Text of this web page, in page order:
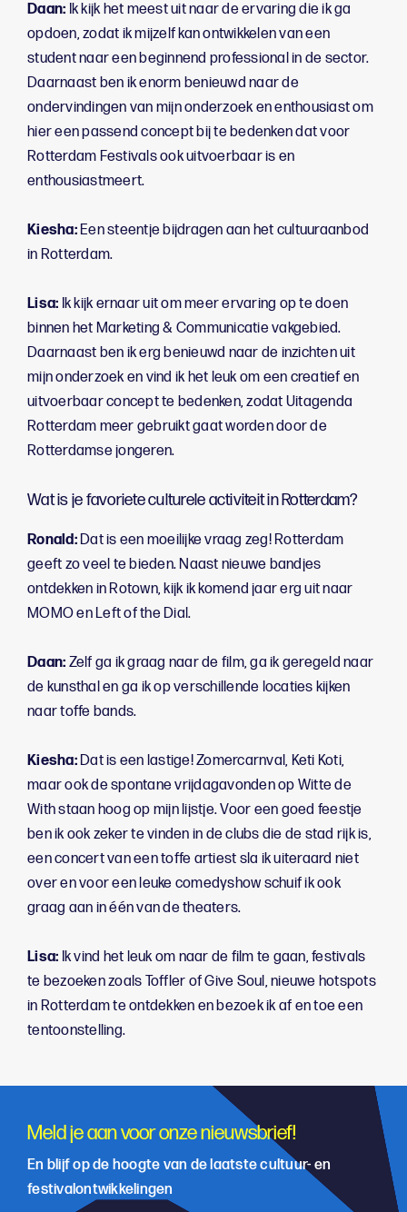
Daan: Ik kijk het meest uit naar de ervaring die ik ga
opdoen, zodat ik mijzelf kan ontwikkelen van een
student naar een beginnend professional in de sector.
Daarnaast ben ik enorm benieuwd naar de
ondervindingen van mijn onderzoek en enthousiast om
hier een passend concept bij te bedenken dat voor
Rotterdam Festivals ook uitvoerbaar is en
enthousiastmeert.
Kiesha:Een steentje bijdragen aan het cultuuraanbod
in Rotterdam.
Lisa: Ik kijk ernaar uit om meer ervaring op te doen
binnen het Marketing & Communicatie vakgebied.
Daarnaast ben ik erg benieuwd naar de inzichten uit
mijn onderzoek en vind ik het leuk om een creatief en
uitvoerbaar concept te bedenken, zodat Uitagenda
Rotterdam meer gebruikt gaat worden door de
Rotterdamse jongeren.
Wat is je favoriete culturele activiteit in Rotterdam?
Ronald:Dat is een moeilijke vraag zeg! Rotterdam
geeft zo veel te bieden. Naast nieuwe bandjes
ontdekken in Rotown, kijk ik komend jaar erg uit naar
MOMO en Left of the Dial.
Daan: Zelf ga ik graag naar de film, ga ik geregeld naar
de kunsthal en ga ik op verschillende locaties kijken
naar toffe bands.
Kiesha:Dat is een lastige! Zomercarnval, Keti Koti,
maar ook de spontane vrijdagavonden op Witte de
With staan hoog op mijn lijstje. Voor een goed feestje
ben ik ook zeker te vinden in de clubs die de stad rijk is,
een concert van een toffe artiest sla ik uiteraard niet
over en voor een leuke comedyshow schuif ik ook
graag aan in één van de theaters.
Lisa: Ik vind het leuk om naar de film te gaan, festivals
te bezoeken zoals Toffler of Give Soul, nieuwe hotspots
in Rotterdam te ontdekken en bezoek ik af en toe een
tentoonstelling.
Meld je aan voor onze nieuwsbrief!
En blijf op de hoogte van de laatste cultuur- en
festivalontwikkelingen